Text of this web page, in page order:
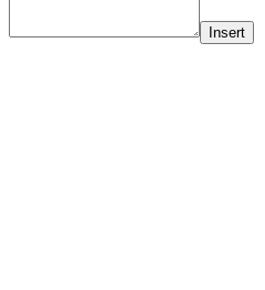
Insert